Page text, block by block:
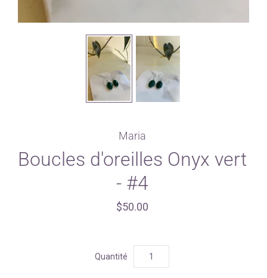
Maria
Boucles d'oreilles Onyx vert
- #4
$50.00
Quantité